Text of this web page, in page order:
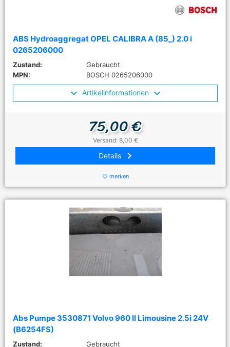
ABS Hydroaggregat OPEL CALIBRA A (85_) 2.0 i
0265206000
Zustand:
Gebraucht
MPN:
BOSCH 0265206000
Artikelinformationen
75,00 €
Versand: 8,00 €
Details keyboard_arrow_right
favorite_border merken
Abs Pumpe 3530871 Volvo 960 II Limousine 2.5i 24V
(B6254FS)
Zustand: Gebraucht